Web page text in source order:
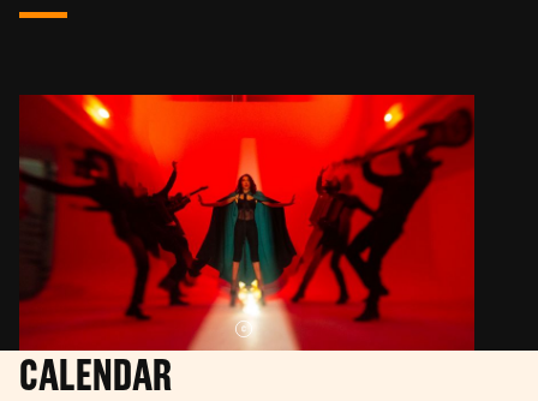
CALENDAR